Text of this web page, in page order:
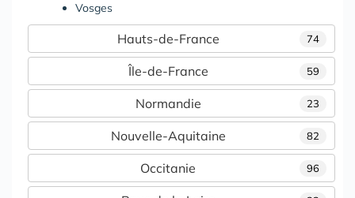
Vosges
74
Hauts-de-France
59
Île-de-France
23
Normandie
82
Nouvelle-Aquitaine
96
Occitanie